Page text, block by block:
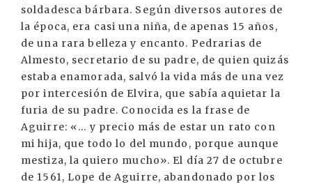
soldadesca bárbara. Según diversos autores de
la época, era casi una niña, de apenas 15 años,
de una rara belleza y encanto. Pedrarias de
Almesto, secretario de su padre, de quien quizás
estaba enamorada, salvó la vida más de una vez
por intercesión de Elvira, que sabía aquietar la
furia de su padre. Conocida es la frase de
Aguirre: «... y precio más de estar un rato con
mi hija, que todo lo del mundo, porque aunque
mestiza, la quiero mucho». El día 27 de octubre
de 1561, Lope de Aguirre, abandonado por los